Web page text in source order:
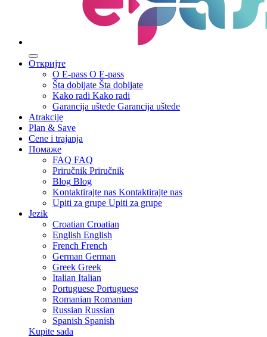
Откријте
О E-pass О E-pass
Šta dobijate Šta dobijate
Kako radi Kako radi
Garancija uštede Garancija uštede
Atrakcije
Plan & Save
Cene i trajanja
Помаже
FAQ FAQ
Priručnik Priručnik
Blog Blog
Kontaktirajte nas Kontaktirajte nas
Upiti za grupe Upiti za grupe
Jezik
Croatian Croatian
English English
French French
German German
Greek Greek
Italian Italian
Portuguese Portuguese
Romanian Romanian
Russian Russian
Spanish Spanish
Kupite sada